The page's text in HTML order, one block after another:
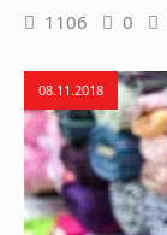
1106 0
08.11.2018